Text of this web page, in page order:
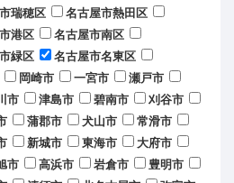
瑞穂区
名古屋市熱田区
港区
名古屋市南区
緑区
名古屋市名東区
岡崎市 一宮市
瀬戸市
市 津島市 碧南市
刈谷市
蒲郡市 犬山市
常滑市
新城市 東海市
大府市
市 高浜市 岩倉市
豊明市